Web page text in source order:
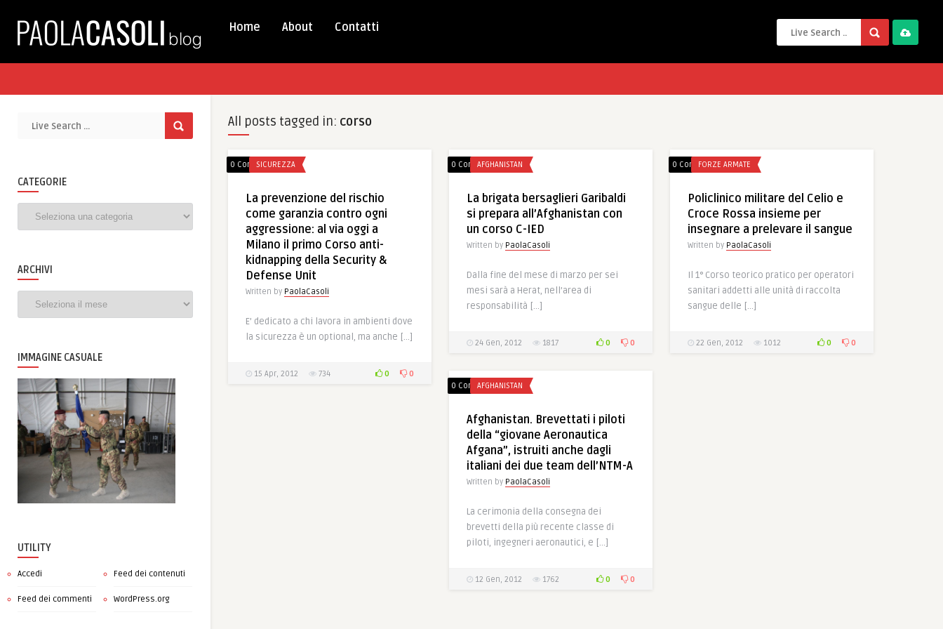
Home About Contatti
CATEGORIE
ARCHIVI
IMMAGINE CASUALE
UTILITY
Accedi Feed dei contenuti
Feed dei commenti WordPress.org
All posts tagged in: corso
0 Comments
SICUREZZA
La prevenzione del rischio
come garanzia contro ogni
aggressione: al via oggi a
Milano il primo Corso anti-
kidnapping della Security &
Defense Unit
Written by PaolaCasoli
E’ dedicato a chi lavora in ambienti dove
la sicurezza è un optional, ma anche […]
15 Apr, 2012 734 0 0
0 CommentsAFGHANISTAN
La brigata bersaglieri Garibaldi
si prepara all’Afghanistan con
un corso C-IED
Written by PaolaCasoli
Dalla fine del mese di marzo per sei
mesi sarà a Herat, nell’area di
responsabilità […]
24 Gen, 2012 1817 0 0
0 CommentsFORZE ARMATE
Policlinico militare del Celio e
Croce Rossa insieme per
insegnare a prelevare il sangue
Written by PaolaCasoli
Il 1° Corso teorico pratico per operatori
sanitari addetti alle unità di raccolta
sangue delle […]
22 Gen, 2012 1012 0 0
0 CommentsAFGHANISTAN
Afghanistan. Brevettati i piloti
della “giovane Aeronautica
Afgana”, istruiti anche dagli
italiani dei due team dell’NTM-A
Written by PaolaCasoli
La cerimonia della consegna dei
brevetti della più recente classe di
piloti, ingegneri aeronautici, e […]
12 Gen, 2012 1762 0 0